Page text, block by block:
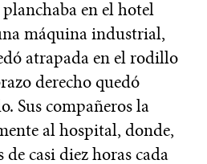
en el hotel
máquina industrial,
atrapada en el rodillo
derecho quedó
Sus compañeros la
al hospital, donde,
casi diez horas cada